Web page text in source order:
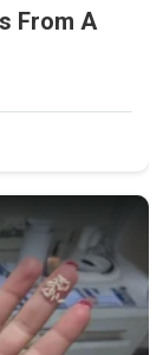
From A